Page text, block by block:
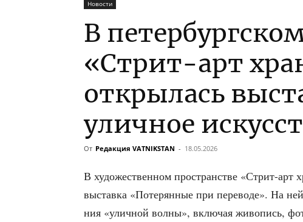
Новости
В
«Стрит-арт
открылась
уличное
От Редакция VATNIKSTAN - 18.05.2026
В худо­же­ствен­ном про­стран­стве «Стрит-арт
выстав­ка «Поте­рян­ные при пере­во­де». На
ния «улич­ной вол­ны», вклю­чая живо­пись,